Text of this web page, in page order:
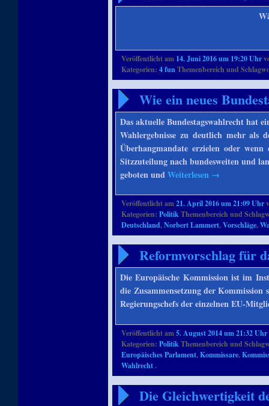
Veröffentlicht am 14. Juni 2016 um 19:20 Uhr
Kategorien:4 funThemenbereich und
Wie ein neues
Das aktuelle Bundestagswahlrecht hat
Wahlergebnisse zu deutlich mehr als
Überhangmandate erzielen oder
Sitzzuteilung nach bundesweiten und
geboten undWeiterlesen →
Veröffentlicht am21. April 2016 um 21:09 Uhr
Kategorien:PolitikThemenbereich und
Deutschland,Norbert Lammert,Vorschläge,
Reformvorschlag für
Die Europäische Kommission ist im
die Zusammensetzung der
Regierungschefs der einzelnen EU-
Veröffentlicht am5. August 2014 um 21:32 Uhr
Kategorien:PolitikThemenbereich und
Europäisches Parlament,Kommissare,
Wahlrecht.
Die Gleichwertigkeit